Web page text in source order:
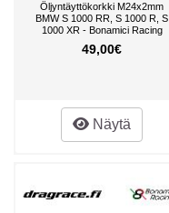
Öljyntäyttökorkki M24x2mm
BMW S 1000 RR, S 1000 R, S
1000 XR - Bonamici Racing
49,00€
Näytä